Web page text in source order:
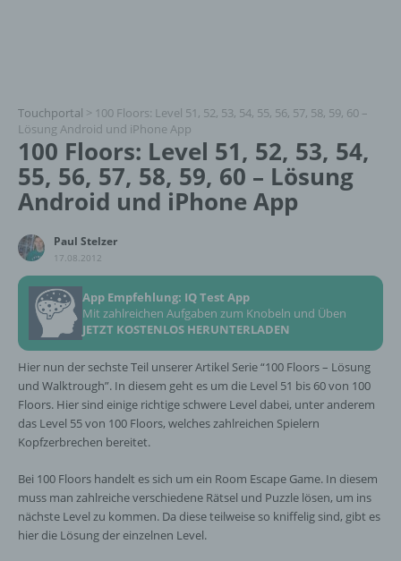
Touchportal > 100 Floors: Level 51, 52, 53, 54, 55, 56, 57, 58, 59, 60 –
Lösung Android und iPhone App
100 Floors: Level 51, 52, 53, 54,
55, 56, 57, 58, 59, 60 – Lösung
Android und iPhone App
Paul Stelzer
17.08.2012
App Empfehlung: IQ Test App
Mit zahlreichen Aufgaben zum Knobeln und Üben
JETZT KOSTENLOS HERUNTERLADEN
Hier nun der sechste Teil unserer Artikel Serie “100 Floors – Lösung
und Walktrough”. In diesem geht es um die Level 51 bis 60 von 100
Floors. Hier sind einige richtige schwere Level dabei, unter anderem
das Level 55 von 100 Floors, welches zahlreichen Spielern
Kopfzerbrechen bereitet.
Bei 100 Floors handelt es sich um ein Room Escape Game. In diesem
muss man zahlreiche verschiedene Rätsel und Puzzle lösen, um ins
nächste Level zu kommen. Da diese teilweise so kniffelig sind, gibt es
hier die Lösung der einzelnen Level.